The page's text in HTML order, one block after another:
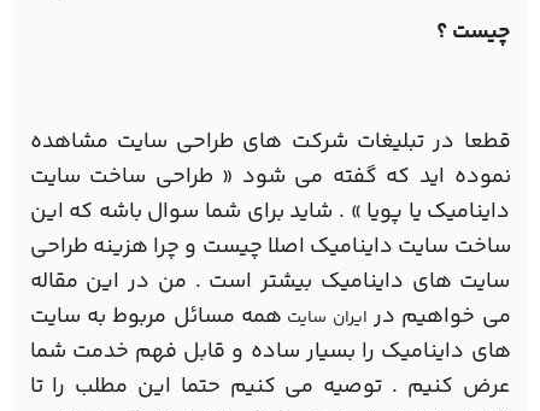
چیست ؟
قطعا در تبلیغات شرکت های طراحی سایت مشاهده
نموده اید که گفته می شود « طراحی ساخت سایت
داینامیک یا پویا » . شاید برای شما سوال باشه که این
ساخت سایت داینامیک اصلا چیست و چرا هزینه طراحی
سایت های داینامیک بیشتر است . من در این مقاله
می خواهیم در ایران سایت همه مسائل مربوط به سایت
های داینامیک را بسیار ساده و قابل فهم خدمت شما
عرض کنیم . توصیه می کنیم حتما این مطلب را تا